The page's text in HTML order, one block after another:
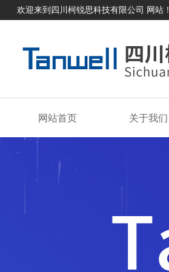
欢迎来到四川柯锐思科技有限公司 网站！
网站首页 关于我们